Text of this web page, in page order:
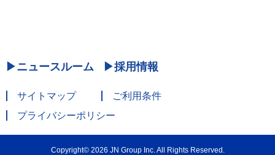
ニュースルーム 採用情報
サイトマップ
ご利用条件
プライバシーポリシー
Copyright© 2026 JN Group Inc. All Rights Reserved.